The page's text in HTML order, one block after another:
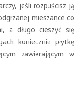
jeśli rozpuścisz ją
mieszance co
a długo cieszyć się
koniecznie płytkę
zawierającym w